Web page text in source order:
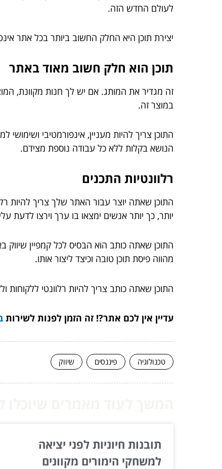
לעולם החדש הזה.
יצירת תוכן היא החלק החשוב ביותר בכל אתר
תוכן הוא חלק חשוב מאוד באתר
זה מגדיר את המותג. אם יש לך חנות מקוונת,
במוצר זה.
התוכן צריך להיות מעניין, אינפורמטיבי
הנושא בקלות ללא כל עבודה נוספת מצידם.
רלוונטיות התכנים
התוכן שאתה יוצר עבור האתר שלך צריך להיות
יותר, כך יותר אנשים ימצאו בו ערך וירצו לדעת
התוכן שאתה כותב הוא הבסיס לכל קמפיין שיווק
מהווה פיסת תוכן טובה וכיצד ליצור אותו.
התוכן שאתה כותב צריך להיות רלוונטי
עדיין אין לכם אתר?! זה הזמן לפנות לשירות
טכנולוגיה פיננסים שיווק
תובנות חיוניות לפני יציאה
למשחקי הימורים מקוונים